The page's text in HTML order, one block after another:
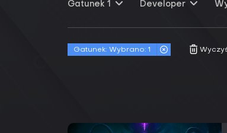
Gatunek 1 Developer
Gatunek: Wybrano: 1